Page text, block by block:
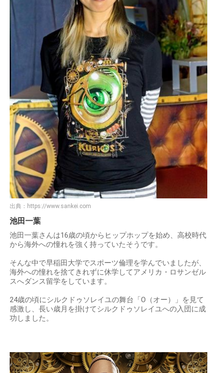
出典： https://www.sankei.com
池田一葉
池田一葉さんは16歳の頃からヒップホップを始め、高校時代
から海外への憧れを強く持っていたそうです。
そんな中で早稲田大学でスポーツ倫理を学んでいましたが、
海外への憧れを捨てきれずに休学してアメリカ・ロサンゼル
スへダンス留学をしています。
24歳の頃にシルクドゥソレイユの舞台「O（オー）」を見て
感激し、長い歳月を掛けてシルクドゥソレイユへの入団に成
功しました。